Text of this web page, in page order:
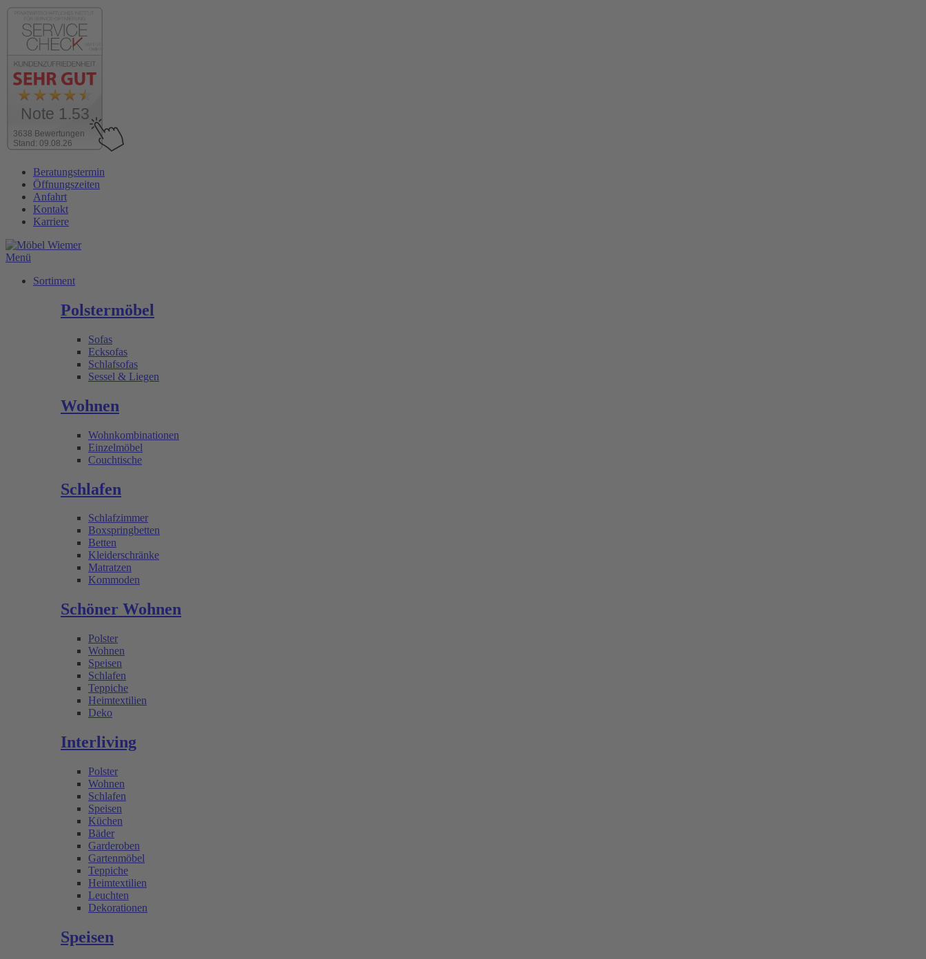
3638 Bewertungen
Stand: 09.08.26
Note 1.53
Inhalt
wechseln
Beratungstermin
Öffnungszeiten
Anfahrt
Kontakt
Karriere
Menü
Sortiment
Polstermöbel
Sofas
Ecksofas
Schlafsofas
Sessel & Liegen
Wohnen
Wohnkombinationen
Einzelmöbel
Couchtische
Schlafen
Schlafzimmer
Boxspringbetten
Betten
Kleiderschränke
Matratzen
Kommoden
Schöner Wohnen
Polster
Wohnen
Speisen
Schlafen
Teppiche
Heimtextilien
Deko
Interliving
Polster
Wohnen
Schlafen
Speisen
Küchen
Bäder
Garderoben
Gartenmöbel
Teppiche
Heimtextilien
Leuchten
Dekorationen
Speisen